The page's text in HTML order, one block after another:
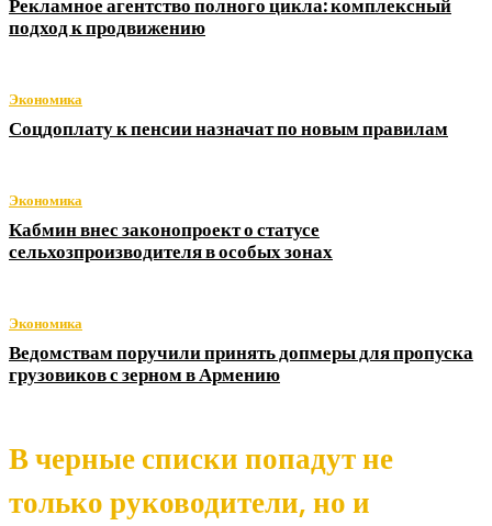
Рекламное агентство полного цикла: комплексный
подход к продвижению
Экономика
Соцдоплату к пенсии назначат по новым правилам
Экономика
Кабмин внес законопроект о статусе
сельхозпроизводителя в особых зонах
Экономика
Ведомствам поручили принять допмеры для пропуска
грузовиков с зерном в Армению
В черные списки попадут не
только руководители, но и